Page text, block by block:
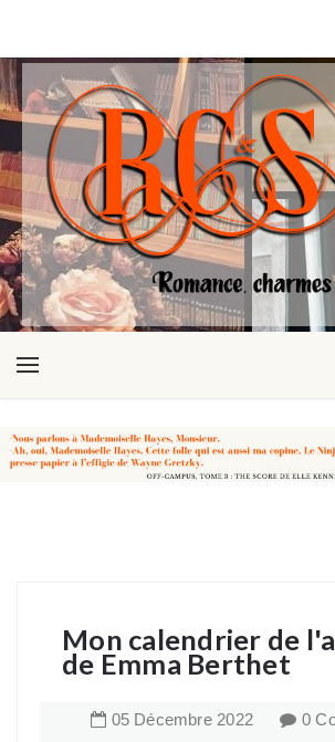
Mon calendrier de
de Emma Berthet
05 Décembre 2022 0